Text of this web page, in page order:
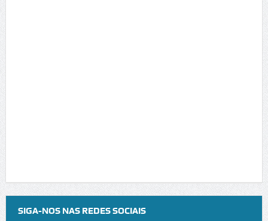
SIGA-NOS NAS REDES SOCIAIS